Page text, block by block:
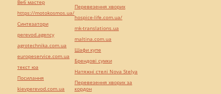
Веб мастер
https://motokosmos.ua/
Синтезатори
perevod.agency
agrotechnika.com.ua
europeservice.com.ua
текст юа
Посилання
kievperevod.com.ua
Перевезення хворих
hospice-life.com.ua/
mk-translations.ua
maltina.com.ua
Шафи купе
Брендові сумки
Натяжні стелі Nova Stelya
Перевезення хворих за
кордон